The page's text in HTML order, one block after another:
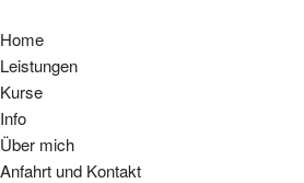
Home
Leistungen
Kurse
Info
Über mich
Anfahrt und Kontakt